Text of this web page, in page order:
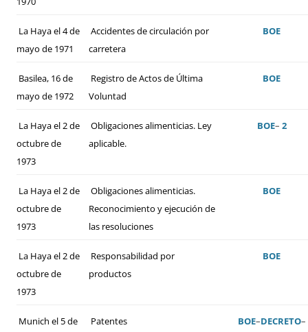
La Haya el 4 de
mayo de 1971
Accidentes de circulación por
carretera
BOE
Basilea, 16 de
mayo de 1972
Registro de Actos de Última
Voluntad
BOE
La Haya el 2 de
octubre de
1973
Obligaciones alimenticias. Ley
aplicable.
BOE– 2
La Haya el 2 de
octubre de
1973
Obligaciones alimenticias.
Reconocimiento y ejecución de
las resoluciones
BOE
La Haya el 2 de
octubre de
1973
Responsabilidad por
productos
BOE
Munich el 5 de
Patentes BOE–DECRETO–